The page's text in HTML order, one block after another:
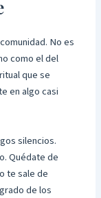
No es
como el del
que se
en algo casi
silencios.
Quédate de
te sale de
de los